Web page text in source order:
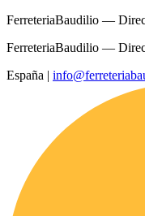
FerreteriaBaudilio —
FerreteriaBaudilio —
España |